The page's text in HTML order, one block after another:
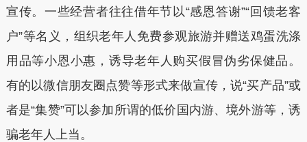
宣传。一些经营者往往借年节以“感恩答谢”“回馈老客
户”等名义，组织老年人免费参观旅游并赠送鸡蛋洗涤
用品等小恩小惠，诱导老年人购买假冒伪劣保健品。
有的以微信朋友圈点赞等形式来做宣传，说“买产品”或
者是“集赞”可以参加所谓的低价国内游、境外游等，诱
骗老年人上当。